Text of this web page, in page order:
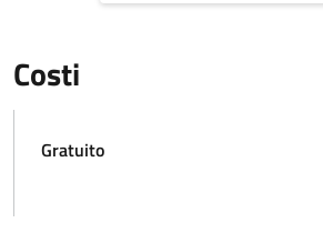
Costi
Gratuito